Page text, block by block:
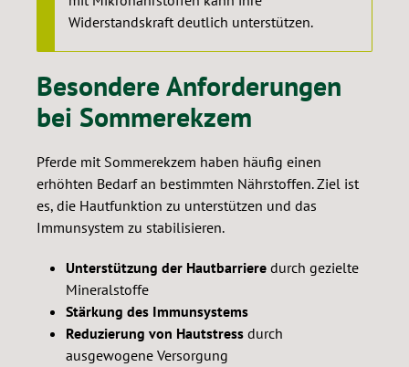
Widerstandskraft deutlich unterstützen.
Besondere Anforderungen
bei Sommerekzem
Pferde mit Sommerekzem haben häufig einen
erhöhten Bedarf an bestimmten Nährstoffen. Ziel ist
es, die Hautfunktion zu unterstützen und das
Immunsystem zu stabilisieren.
Unterstützung der Hautbarriere durch gezielte
Mineralstoffe
Stärkung des Immunsystems
Reduzierung von Hautstress durch
ausgewogene Versorgung